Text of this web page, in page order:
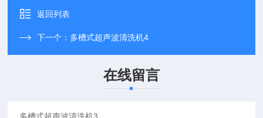
返回列表
下一个： 多槽式超声波清洗机4
在线留言